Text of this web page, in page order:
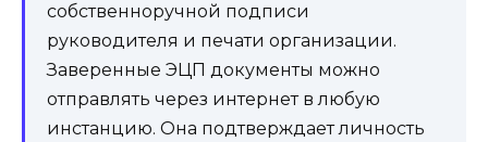
собственноручной подписи
руководителя и печати организации.
Заверенные ЭЦП документы можно
отправлять через интернет в любую
инстанцию. Она подтверждает личность